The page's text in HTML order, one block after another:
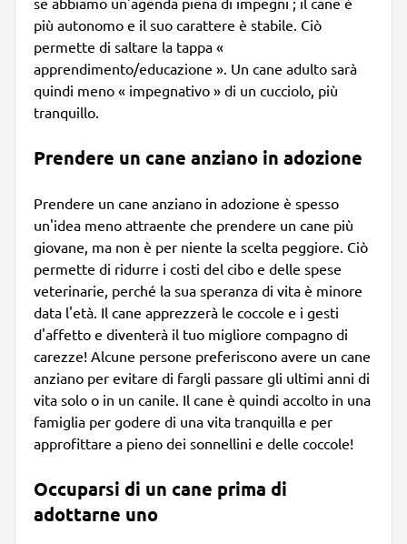
più autonomo e il suo carattere è stabile. Ciò
permette di saltare la tappa «
apprendimento/educazione ». Un cane adulto sarà
quindi meno « impegnativo » di un cucciolo, più
tranquillo.
Prendere un cane anziano in adozione
Prendere un cane anziano in adozione è spesso
un'idea meno attraente che prendere un cane più
giovane, ma non è per niente la scelta peggiore. Ciò
permette di ridurre i costi del cibo e delle spese
veterinarie, perché la sua speranza di vita è minore
data l'età. Il cane apprezzerà le coccole e i gesti
d'affetto e diventerà il tuo migliore compagno di
carezze! Alcune persone preferiscono avere un cane
anziano per evitare di fargli passare gli ultimi anni di
vita solo o in un canile. Il cane è quindi accolto in una
famiglia per godere di una vita tranquilla e per
approfittare a pieno dei sonnellini e delle coccole!
Occuparsi di un cane prima di
adottarne uno